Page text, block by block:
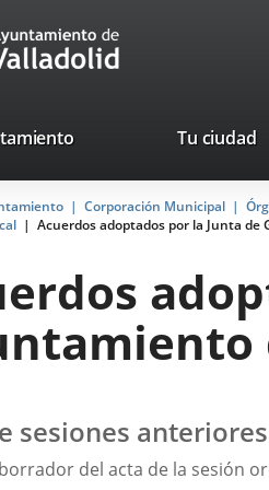
Tu ciudad
Corporación Municipal
Acuerdos adoptados por la Junta de
sesiones anteriores
borrador del acta de la sesión